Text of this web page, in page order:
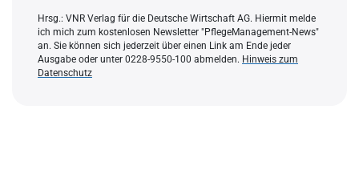
Hrsg.: VNR Verlag für die Deutsche Wirtschaft AG. Hiermit melde
ich mich zum kostenlosen Newsletter "PflegeManagement-News"
an. Sie können sich jederzeit über einen Link am Ende jeder
Ausgabe oder unter 0228-9550-100 abmelden. Hinweis zum
Datenschutz